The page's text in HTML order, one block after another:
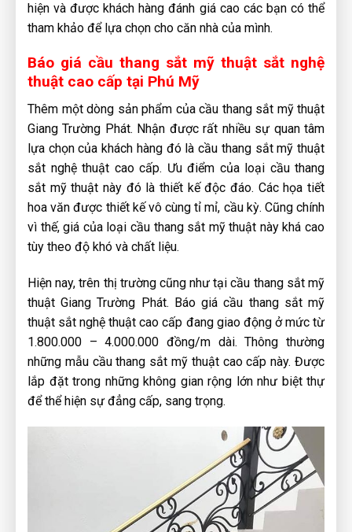
hiện và được khách hàng đánh giá cao các bạn có thể
tham khảo để lựa chọn cho căn nhà của mình.
Báo giá cầu thang sắt mỹ thuật sắt nghệ
thuật cao cấp tại Phú Mỹ
Thêm một dòng sản phẩm của cầu thang sắt mỹ thuật
Giang Trường Phát. Nhận được rất nhiều sự quan tâm
lựa chọn của khách hàng đó là cầu thang sắt mỹ thuật
sắt nghệ thuật cao cấp. Ưu điểm của loại cầu thang
sắt mỹ thuật này đó là thiết kế độc đáo. Các họa tiết
hoa văn được thiết kế vô cùng tỉ mỉ, cầu kỳ. Cũng chính
vì thế, giá của loại cầu thang sắt mỹ thuật này khá cao
tùy theo độ khó và chất liệu.
Hiện nay, trên thị trường cũng như tại cầu thang sắt mỹ
thuật Giang Trường Phát. Báo giá cầu thang sắt mỹ
thuật sắt nghệ thuật cao cấp đang giao động ở mức từ
1.800.000 – 4.000.000 đồng/m dài. Thông thường
những mẫu cầu thang sắt mỹ thuật cao cấp này. Được
lắp đặt trong những không gian rộng lớn như biệt thự
để thể hiện sự đẳng cấp, sang trọng.